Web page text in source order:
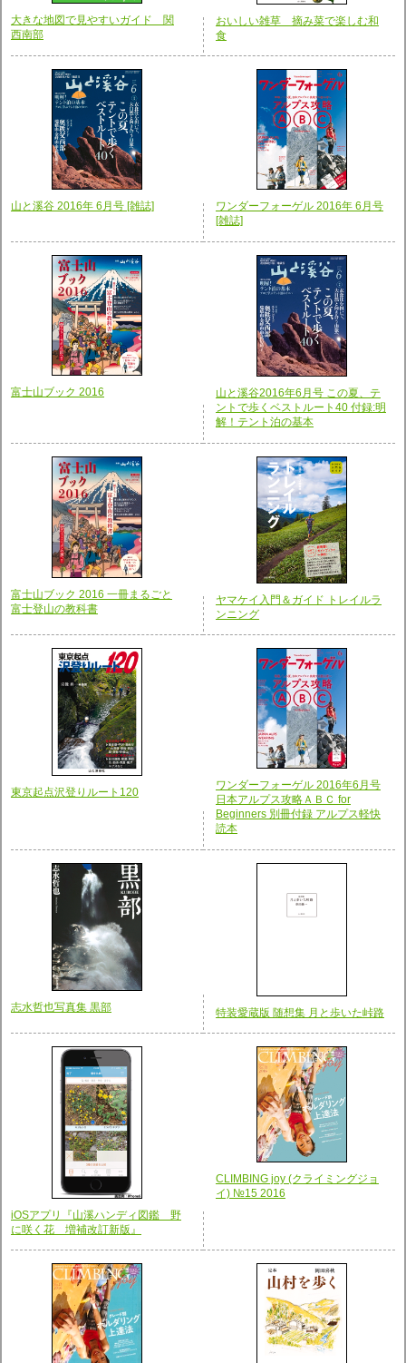
大きな地図で見やすいガイド 関
西南部
おいしい雑草 摘み菜で楽しむ和
食
山と溪谷 2016年 6月号 [雑誌]
ワンダーフォーゲル 2016年 6月号
[雑誌]
富士山ブック 2016
山と溪谷2016年6月号 この夏、テ
ントで歩くベストルート40 付録:明
解！テント泊の基本
富士山ブック 2016 一冊まるごと
富士登山の教科書
ヤマケイ入門＆ガイド トレイルラ
ンニング
東京起点沢登りルート120
ワンダーフォーゲル 2016年6月号
日本アルプス攻略ＡＢＣ for
Beginners 別冊付録 アルプス軽快
読本
志水哲也写真集 黒部 特装愛蔵版 随想集 月と歩いた峠路
iOSアプリ『山溪ハンディ図鑑 野
に咲く花 増補改訂新版』
CLIMBING joy (クライミングジョ
イ) №15 2016